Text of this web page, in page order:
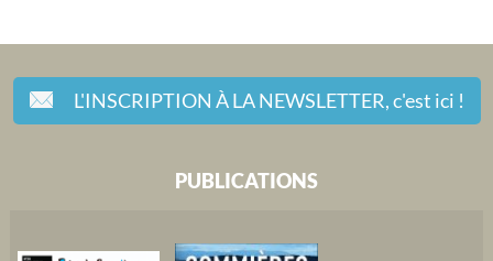
L'INSCRIPTION À LA NEWSLETTER,c'est ici !
PUBLICATIONS